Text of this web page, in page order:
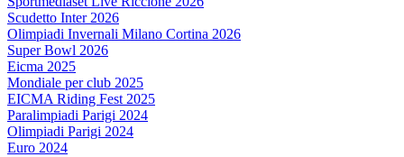
Scudetto Inter 2026
Olimpiadi Invernali Milano Cortina 2026
Super Bowl 2026
Eicma 2025
Mondiale per club 2025
EICMA Riding Fest 2025
Paralimpiadi Parigi 2024
Olimpiadi Parigi 2024
Euro 2024